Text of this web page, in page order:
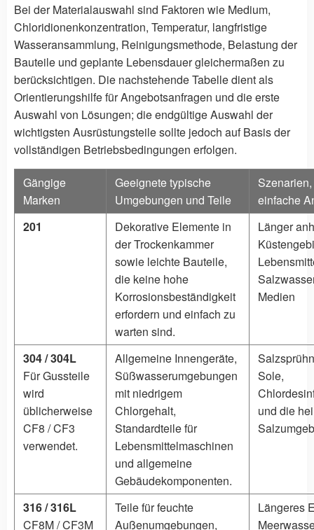
Bei der Materialauswahl sind Faktoren wie Medium,
Chloridionenkonzentration, Temperatur, langfristige
Wasseransammlung, Reinigungsmethode, Belastung der
Bauteile und geplante Lebensdauer gleichermaßen zu
berücksichtigen. Die nachstehende Tabelle dient als
Orientierungshilfe für Angebotsanfragen und die erste
Auswahl von Lösungen; die endgültige Auswahl der
wichtigsten Ausrüstungsteile sollte jedoch auf Basis der
vollständigen Betriebsbedingungen erfolgen.
Gängige
Marken
Geeignete typische
Umgebungen und Teile
einfache
201
Dekorative Elemente in
der Trockenkammer
sowie leichte Bauteile,
die keine hohe
Korrosionsbeständigkeit
erfordern und einfach zu
warten sind.
Länger
Medien
304 / 304L
Für Gussteile
wird
üblicherweise
CF8 / CF3
verwendet.
Allgemeine Innengeräte,
Süßwasserumgebungen
mit niedrigem
Chlorgehalt,
Standardteile für
Lebensmittelmaschinen
und allgemeine
Gebäudekomponenten.
Sole,
und die
316 / 316L
CF8M / CF3M
Teile für feuchte
Außenumgebungen,
Längeres